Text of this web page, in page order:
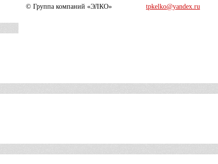
© Группа компаний «ЭЛКО» tpkelko@yandex.ru